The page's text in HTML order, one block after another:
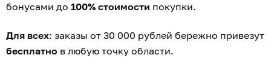
бонусами до 100% стоимости покупки.
Для всех: заказы от 30 000 рублей бережно привезут
бесплатно в любую точку области.